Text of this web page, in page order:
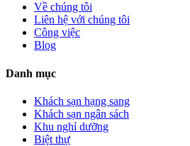
Về chúng tôi
Liên hệ với chúng tôi
Công việc
Blog
Danh mục
Khách sạn hạng sang
Khách sạn ngân sách
Khu nghỉ dưỡng
Biệt thự